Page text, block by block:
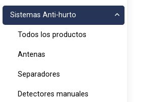
Sistemas Anti-hurto
Todos los productos
Antenas
Separadores
Detectores manuales